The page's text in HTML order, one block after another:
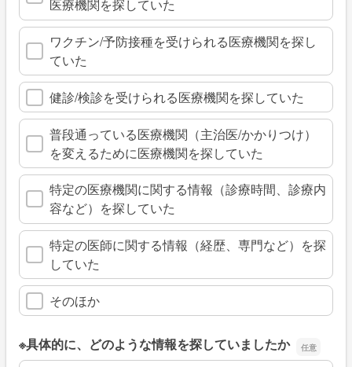
医療機関を探していた
ワクチン/予防接種を受けられる医療機関を探し
ていた
健診/検診を受けられる医療機関を探していた
普段通っている医療機関（主治医/かかりつけ）
を変えるために医療機関を探していた
特定の医療機関に関する情報（診療時間、診療内
容など）を探していた
特定の医師に関する情報（経歴、専門など）を探
していた
そのほか
※具体的に、どのような情報を探していましたか